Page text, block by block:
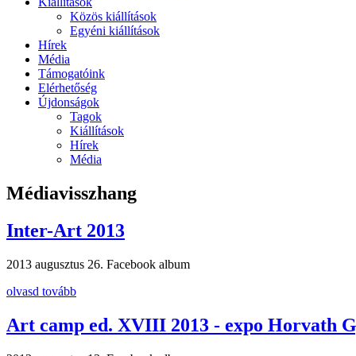
Közös kiállítások
Egyéni kiállítások
Hírek
Média
Támogatóink
Elérhetőség
Újdonságok
Tagok
Kiállítások
Hírek
Média
Médiavisszhang
Inter-Art 2013
2013 augusztus 26. Facebook album
olvasd tovább
Art camp ed. XVIII 2013 - expo Horvath